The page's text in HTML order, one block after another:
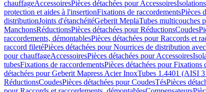
chauffageAccessoiresPièces détachées pour Accessoires
protection et aides à l'insertionFixations de raccordementsPièces
distributionJoints d'étanchéitéGeberit MeplaTubes multicouches
ManchonsRéductionsPièces détachées pour RéductionsCoudes
raccordements, démontablesPièces détachées pour Raccords et
raccord filetéPièces détachées pour Nourrices de distribution
pour chauffageAccessoiresPièces détachées pour Accessoires
tubesFixations de raccordementsPièces détachées pour Fixations
détachées pour Geberit Mapress Acier InoxTubes 1.4401 (AISI
RéductionsCoudesPièces détachées pour CoudesTésPièces